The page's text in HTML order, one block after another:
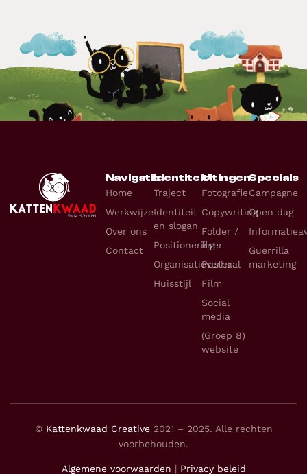
Navigatie
Home
Werkwijze
Over ons
Contact
Identiteit
Traject
Identiteit
en slogan
Positionering
Organisatieverhaal
Huisstijl
Uitingen
Fotografie
Copywriting
Folder /
flyer
Poster
Film
Social
media
(Groep 8)
website
Specials
Campagne
Open dag
Guerrilla
marketing
© Kattenkwaad Creative2021 – 2025. Alle rechten
voorbehouden.
Algemene voorwaarden | Privacy beleid